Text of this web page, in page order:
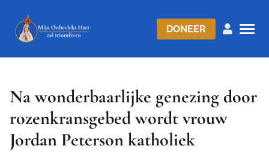
DONEER
Na wonderbaarlijke genezing door
rozenkransgebed wordt vrouw
Jordan Peterson katholiek